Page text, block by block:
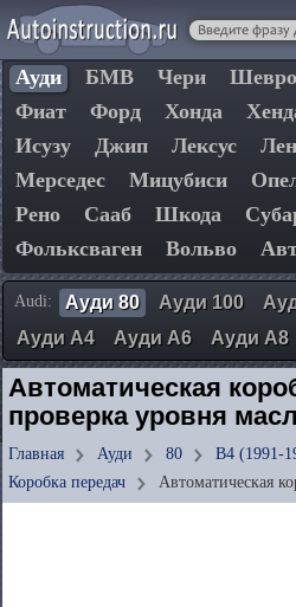
Ауди БМВ Чери
Фиат
Форд Хонда
Исузу
Джип Лексус
Мерседес
Мицубиси
Рено
Сааб Шкода
Фольксваген
Вольво
Audi: Ауди 80 Ауди 100
Ауди А4
Ауди А6 Ауди А8
Автоматическая
проверка уровня
Главная Ауди 80 B4 (1991-
Коробка передач
Автоматическая